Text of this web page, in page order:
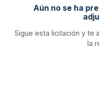
Aún no se ha
Sigue esta licitación y te
la